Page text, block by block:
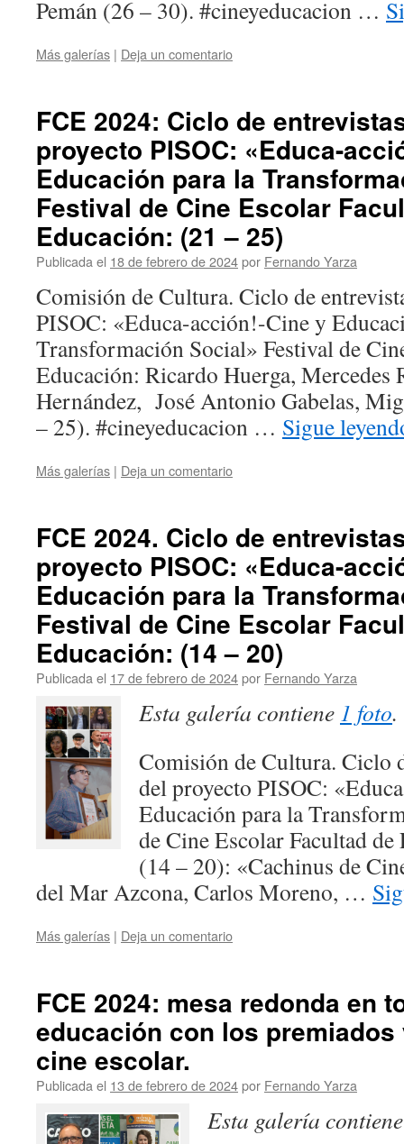
Pemán (26 – 30). #cineyeducacion …
Más galerías | Deja un comentario
FCE 2024: Ciclo de
proyecto PISOC: «Educa-
Educación para la
Festival de Cine Escolar
Educación: (21 – 25)
Publicada el 18 de febrero de 2024por Fernando Yarza
Comisión de Cultura. Ciclo de
PISOC: «Educa-acción!-Cine y
Transformación Social» Festival de
Educación: Ricardo Huerga, Mercedes
Hernández, José Antonio Gabelas,
– 25). #cineyeducacion … Sigue
Más galerías | Deja un comentario
FCE 2024. Ciclo de
proyecto PISOC: «Educa-
Educación para la
Festival de Cine Escolar
Educación: (14 – 20)
Publicada el 17 de febrero de 2024por Fernando Yarza
Esta galería contiene 1 foto.
Comisión de Cultura. Ciclo
del proyecto PISOC:
Educación para la
de Cine Escolar Facultad
(14 – 20): «Cachinus de
del Mar Azcona, Carlos Moreno, …
Más galerías | Deja un comentario
FCE 2024: mesa redonda en
educación con los
cine escolar.
Publicada el 13 de febrero de 2024por Fernando Yarza
Esta galería